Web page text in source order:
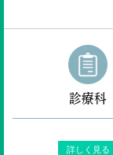
診療科
詳しく見る